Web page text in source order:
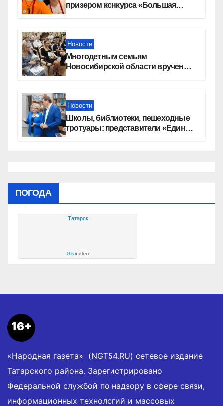
призером конкурса «Большая
Новости
Многодетным семьям
Новосибирской области вручены
Новости
Школы, библиотеки, пешеходные
тротуары: представители «Единой
ПОГОДА
Татарск
Gismeteo
16+
«Народная газета» (NGT54.RU) сетевое издание
Татарского района. Зарегистрировано
Федеральной службой по надзору в сфере связи,
информационных технологий и массовых